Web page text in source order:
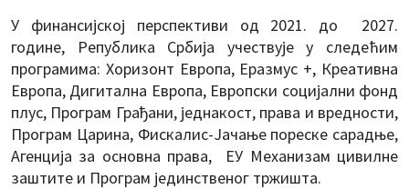
У финансијској перспективи од 2021. до 2027.
године, Република Србија учествује у следећим
програмима: Хоризонт Европа, Еразмус +, Креативна
Европа, Дигитална Европа, Европски социјални фонд
плус, Програм Грађани, једнакост, права и вредности,
Програм Царина, Фискалис-Јачање пореске сарадње,
Агенција за основна права, ЕУ Механизам цивилне
заштите и Програм јединственог тржишта.